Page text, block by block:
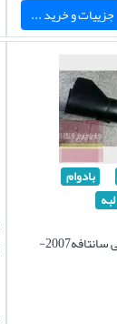
جزییات و خرید ...
بادوام
کفپوش صندوق عقب چرمی سانتافه2007-